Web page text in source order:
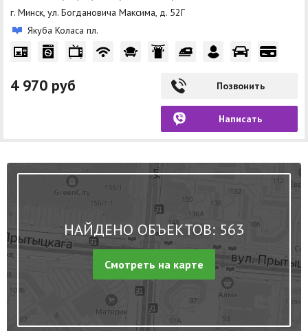
г. Минск, ул. Богдановича Максима, д. 52Г
Якуба Коласа пл.
4 970 руб Позвонить
Написать
НАЙДЕНО ОБЪЕКТОВ: 563
Смотреть на карте